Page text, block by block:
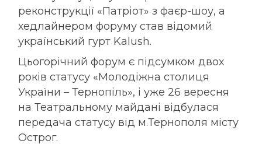
реконструкції «Патріот» з фаєр-шоу, а
хедлайнером форуму став відомий
український гурт Kalush.
Цьогорічний форум є підсумком двох
років статусу «Молодіжна столиця
України – Тернопіль», і уже 26 вересня
на Театральному майдані відбулася
передача статусу від м.Тернополя місту
Острог.